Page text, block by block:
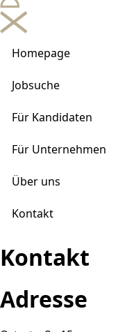
Homepage
Jobsuche
Für Kandidaten
Für Unternehmen
Über uns
Kontakt
Kontakt
Adresse